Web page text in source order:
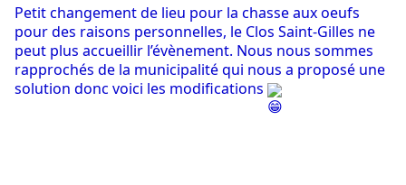
Petit changement de lieu pour la chasse aux oeufs
pour des raisons personnelles, le Clos Saint-Gilles ne
peut plus accueillir l’évènement. Nous nous sommes
rapprochés de la municipalité qui nous a proposé une
solution donc voici les modifications